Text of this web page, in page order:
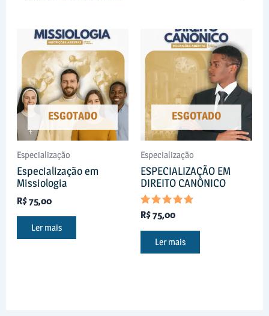
ESGOTADO
Especialização
Especialização em
Missiologia
R$75,00
Ler mais
ESGOTADO
Especialização
ESPECIALIZAÇÃO EM
DIREITO CANÔNICO
Avaliação
5.00
de 5
R$75,00
Ler mais